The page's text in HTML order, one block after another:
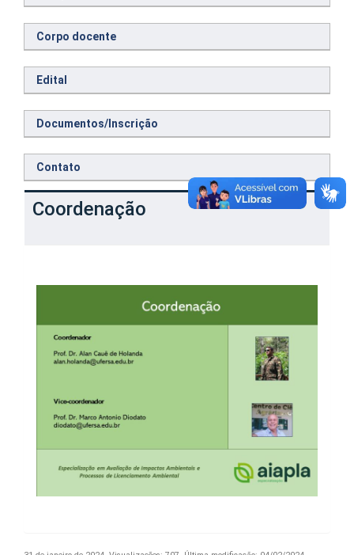
Corpo docente
Edital
Documentos/Inscrição
Contato
Coordenação